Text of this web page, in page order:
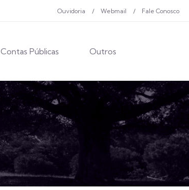
Ouvidoria Webmail Fale Conosco
Contas Públicas Outros